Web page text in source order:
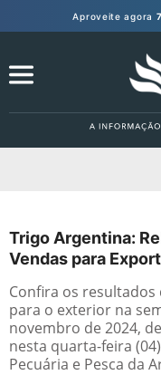
Aproveite agora
Trigo Argentina:
Vendas para
Confira os
para o exterior na
novembro de 2024,
nesta quarta-feira
Pecuária e Pesca da